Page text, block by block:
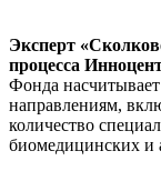
Эксперт
процесса
Фонда
направлениям,
количество
биомедицинских и